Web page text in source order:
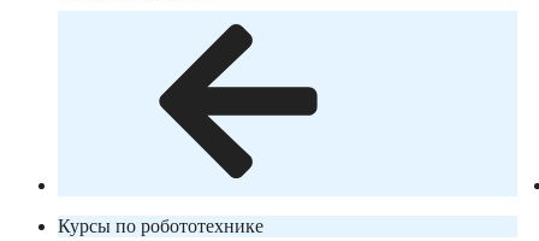
Курсы по робототехнике